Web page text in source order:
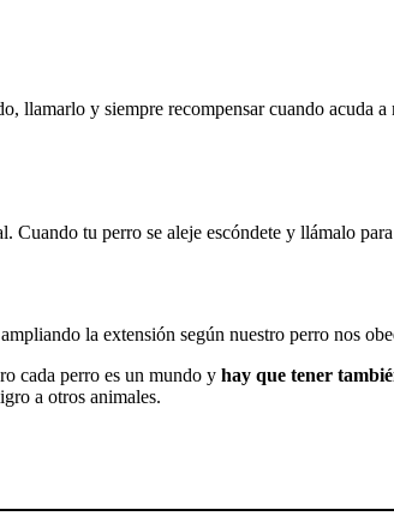
llamarlo y siempre recompensar cuando acuda
tu perro se aleje escóndete y llámalo
la extensión según nuestro perro nos
cada perro es un mundo y hay que tener
a otros animales.